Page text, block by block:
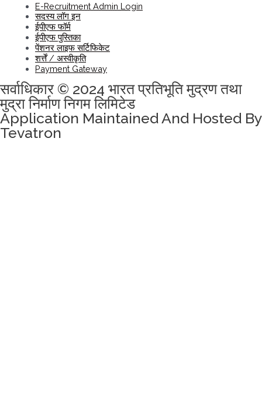
E-Recruitment Admin Login
सदस्य लॉग इन
ईपीएफ फॉर्म
ईपीएफ पुस्तिका
पेंशनर लाइफ सर्टिफिकेट
शर्त्तें / अस्वीकृति
Payment Gateway
सर्वाधिकार © 2024 भारत प्रतिभूति मुद्रण तथा
मुद्रा निर्माण निगम लिमिटेड
Application Maintained And Hosted By
Tevatron